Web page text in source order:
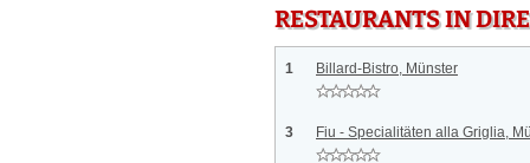
RESTAURANTS IN
1 Billard-Bistro, Münster
3 Fiu - Specialitäten alla Griglia,